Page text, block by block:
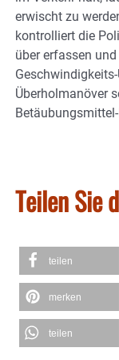
erwischt zu
kontrolliert die
über erfassen
Überholmanöver
Teilen Sie
teilen
merken
teilen